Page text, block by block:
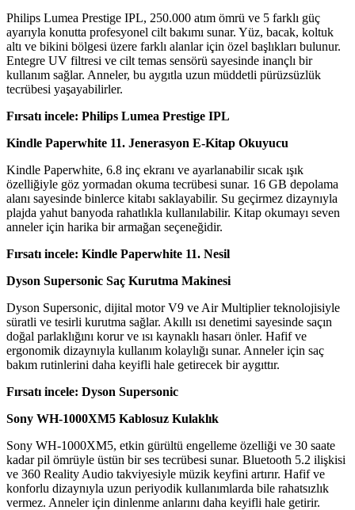
Philips Lumea Prestige IPL, 250.000 atım ömrü ve 5 farklı güç
ayarıyla konutta profesyonel cilt bakımı sunar. Yüz, bacak, koltuk
altı ve bikini bölgesi üzere farklı alanlar için özel başlıkları bulunur.
Entegre UV filtresi ve cilt temas sensörü sayesinde inançlı bir
kullanım sağlar. Anneler, bu aygıtla uzun müddetli pürüzsüzlük
tecrübesi yaşayabilirler.
Fırsatı incele: Philips Lumea Prestige IPL
Kindle Paperwhite 11. Jenerasyon E-Kitap Okuyucu
Kindle Paperwhite, 6.8 inç ekranı ve ayarlanabilir sıcak ışık
özelliğiyle göz yormadan okuma tecrübesi sunar. 16 GB depolama
alanı sayesinde binlerce kitabı saklayabilir. Su geçirmez dizaynıyla
plajda yahut banyoda rahatlıkla kullanılabilir. Kitap okumayı seven
anneler için harika bir armağan seçeneğidir.
Fırsatı incele: Kindle Paperwhite 11. Nesil
Dyson Supersonic Saç Kurutma Makinesi
Dyson Supersonic, dijital motor V9 ve Air Multiplier teknolojisiyle
süratli ve tesirli kurutma sağlar. Akıllı ısı denetimi sayesinde saçın
doğal parlaklığını korur ve ısı kaynaklı hasarı önler. Hafif ve
ergonomik dizaynıyla kullanım kolaylığı sunar. Anneler için saç
bakım rutinlerini daha keyifli hale getirecek bir aygıttır.
Fırsatı incele: Dyson Supersonic
Sony WH-1000XM5 Kablosuz Kulaklık
Sony WH-1000XM5, etkin gürültü engelleme özelliği ve 30 saate
kadar pil ömrüyle üstün bir ses tecrübesi sunar. Bluetooth 5.2 ilişkisi
ve 360 Reality Audio takviyesiyle müzik keyfini artırır. Hafif ve
konforlu dizaynıyla uzun periyodik kullanımlarda bile rahatsızlık
vermez. Anneler için dinlenme anlarını daha keyifli hale getirir.